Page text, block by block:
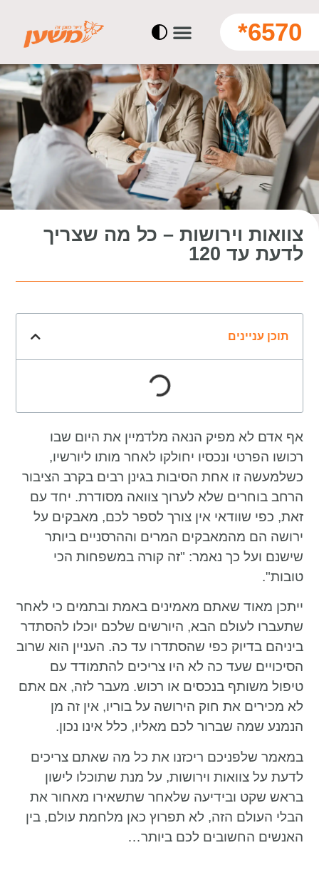
6570*
צוואות וירושות – כל מה שצריך
לדעת עד 120
תוכן עניינים
אף אדם לא מפיק הנאה מלדמיין את היום שבו
רכושו הפרטי ונכסיו יחולקו לאחר מותו ליורשיו,
כשלמעשה זו אחת הסיבות בגינן רבים בקרב הציבור
הרחב בוחרים שלא לערוך צוואה מסודרת. יחד עם
זאת, כפי שוודאי אין צורך לספר לכם, מאבקים על
ירושה הם מהמאבקים המרים וההרסניים ביותר
שישנם ועל כך נאמר: "זה קורה במשפחות הכי
טובות".
ייתכן מאוד שאתם מאמינים באמת ובתמים כי לאחר
שתעברו לעולם הבא, היורשים שלכם יוכלו להסתדר
ביניהם בדיוק כפי שהסתדרו עד כה. העניין הוא שרוב
הסיכויים שעד כה לא היו צריכים להתמודד עם
טיפול משותף בנכסים או רכוש. מעבר לזה, אם אתם
לא מכירים את חוק הירושה על בוריו, אין זה מן
הנמנע שמה שברור לכם מאליו, כלל אינו נכון.
במאמר שלפניכם ריכזנו את כל מה שאתם צריכים
לדעת על צוואות וירושות, על מנת שתוכלו לישון
בראש שקט ובידיעה שלאחר שתשאירו מאחור את
הבלי העולם הזה, לא תפרוץ כאן מלחמת עולם, בין
האנשים החשובים לכם ביותר…